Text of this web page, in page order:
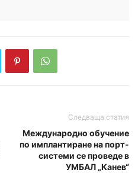
Следваща статия
Международно обучение
по имплантиране на порт-
системи се проведе в
УМБАЛ „Канев“